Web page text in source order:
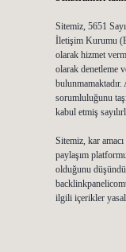
Sitemiz, 5651
İletişim Kurumu
olarak hizmet
olarak denetleme
sorumluluğunu
kabul etmiş
Sitemiz, kar
paylaşım
olduğunu
ilgili içerikler yasal